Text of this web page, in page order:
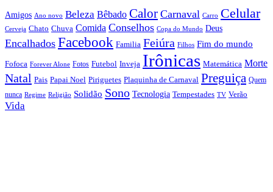
Amigos Ano novo Beleza Bêbado Calor Carnaval Carro Celular
Cerveja Chato Chuva Comida Conselhos Copa do Mundo Deus
Encalhados Facebook Familia Feiúra Filhos Fim do mundo
Fofoca Forever Alone Fotos Futebol Inveja Irônicas Matemática Morte
Natal Pais Papai Noel Piriguetes Plaquinha de Carnaval Preguiça Quem
nunca Regime Religião Solidão Sono Tecnologia Tempestades TV Verão
Vida